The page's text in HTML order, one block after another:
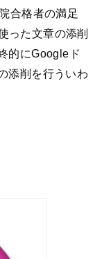
合格者の満足
った文章の添削
的にGoogleド
添削を行ういわ